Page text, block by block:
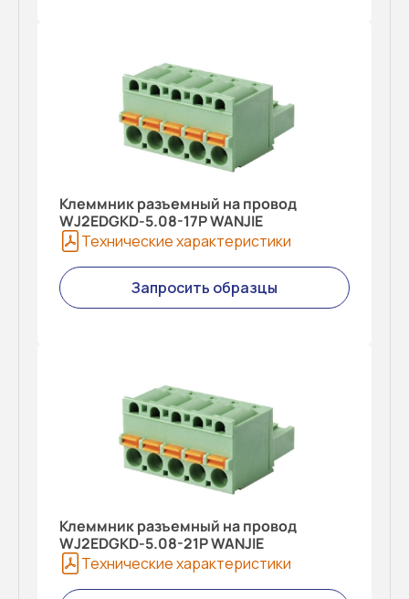
Клеммник разъемный на провод
WJ2EDGKD-5.08-17P WANJIE
Технические характеристики
Запросить образцы
Клеммник разъемный на провод
WJ2EDGKD-5.08-21P WANJIE
Технические характеристики